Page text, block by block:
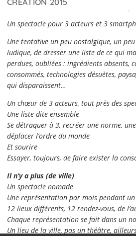
CRÉATION 2015
Un spectacle pour 3 acteurs et 3
Une tentative un peu nostalgique, un
ludique, de dresser une liste de ce qui
perdues, oubliées : ingrédients absents,
consommés, technologies désuètes,
qui disparaissent…
Un chœur de 3 acteurs, tout près des
Une liste dite ensemble
Se détraquer à 3, recréer une norme,
déplacer l’ordre du monde
Et sourire
Essayer, toujours, de faire exister la
Il n’y a plus (de ville)
Un spectacle nomade
Une représentation par mois pendant
12 lieux différents, 12 rendez-vous, de
Chaque représentation se fait dans un
Un lieu de la ville, pas un théâtre,